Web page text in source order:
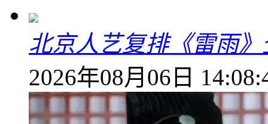
北京人艺复排《雷雨》
2026年08月06日